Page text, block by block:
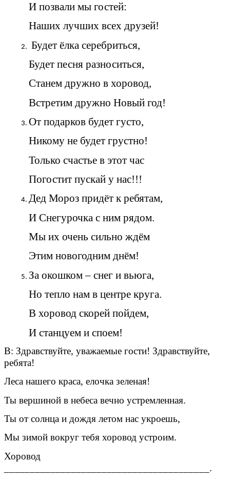
И позвали мы гостей:
Наших лучших всех друзей!
Будет ёлка серебриться,
Будет песня разноситься,
Станем дружно в хоровод,
Встретим дружно Новый год!
От подарков будет густо,
Никому не будет грустно!
Только счастье в этот час
Погостит пускай у нас!!!
Дед Мороз придёт к ребятам,
И Снегурочка с ним рядом.
Мы их очень сильно ждём
Этим новогодним днём!
За окошком – снег и вьюга,
Но тепло нам в центре круга.
В хоровод скорей пойдем,
И станцуем и споем!
В: Здравствуйте, уважаемые гости! Здравствуйте,
ребята!
Леса нашего краса, елочка зеленая!
Ты вершиной в небеса вечно устремленная.
Ты от солнца и дождя летом нас укроешь,
Мы зимой вокруг тебя хоровод устроим.
Хоровод
________________________________________.